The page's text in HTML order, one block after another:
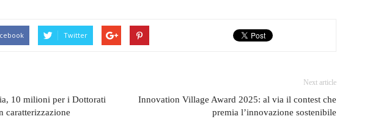
Twitter
10 milioni per i Dottorati
caratterizzazione
Next article
Innovation Village Award 2025: al via il contest che
premia l’innovazione sostenibile